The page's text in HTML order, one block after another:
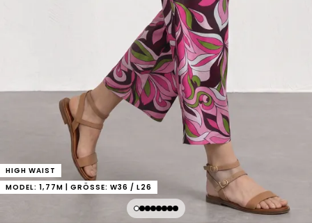
HIGH WAIST
MODEL: 1,77M | GRÖSSE: W36 / L26